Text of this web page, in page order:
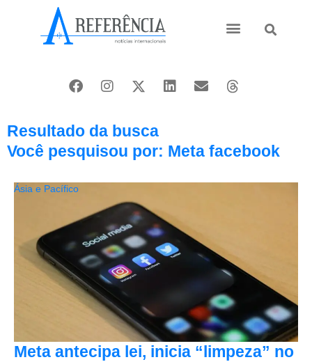
Resultado da busca
Você pesquisou por: Meta facebook
Meta antecipa lei, inicia “limpeza” no
Ásia e Pacífico